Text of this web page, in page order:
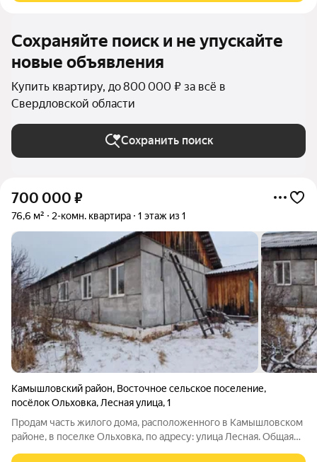
Сохраняйте поиск и не упускайте
новые объявления
Купить квартиру, до 800 000 ₽ за всё в
Свердловской области
Сохранить поиск
700 000 ₽
76,6 м² 2-комн. квартира 1 этаж из 1
Камышловский район, Восточное сельское поселение,
посёлок Ольховка, Лесная улица,1
Продам часть жилого дома, расположенного в Камышловском
районе, в поселке Ольховка, по адресу: улица Лесная. Общая